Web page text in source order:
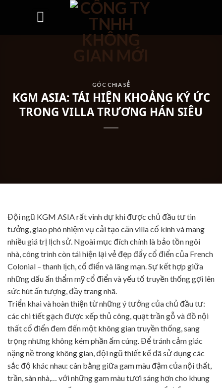
GÓC CHIA SẺ
KGM ASIA: TÁI HIỆN KHOẢNG KÝ ỨC
TRONG VILLA TRƯƠNG HÁN SIÊU
Đội ngũ KGM ASIA rất vinh dự khi được chủ đầu tư tin
tưởng, giao phó nhiệm vụ cải tạo căn villa cổ kính và mang
nhiều giá trị lịch sử. Ngoài mục đích chính là bảo tồn ngôi
nhà, công trình còn tái hiện lại vẻ đẹp đẩy cổ điển của French
Colonial – thanh lịch, cổ điển và lãng mạn. Sự kết hợp giữa
những dấu ấn thẩm mỹ cổ điển và yếu tố truyền thống gợi lên
sức hút ấn tượng, đầy trang nhã.
Triển khai và hoàn thiện từ những ý tưởng của chủ đầu tư:
các chi tiết gạch được xếp thủ công, quạt trần gỗ và đồ nội
thất cổ điển đem đến một không gian truyền thống, sang
trọng nhưng không kém phần ấm cúng. Để tránh cảm giác
nặng nề trong không gian, đội ngũ thiết kế đã sử dụng các
sắc độ khác nhau: cân bằng giữa gam màu đậm của nội thất,
trần, sàn nhà,… với những gam màu tươi sáng hơn cho khung